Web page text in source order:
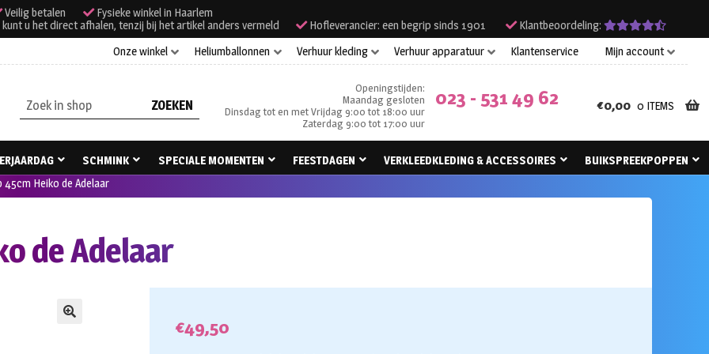
Veilig betalen
Fysieke winkel in Haarlem
u het direct afhalen, tenzij bij het artikel anders vermeld
Hofleverancier: een begrip sinds 1901
Klantbeoordeling:
Onze winkel
Heliumballonnen Verhuur kleding Verhuur apparatuur Klantenservice Mijn account
Zoeken
naar:
Openingstijden:
Maandag gesloten
Dinsdag tot en met Vrijdag 9:00 tot 18:00 uur
Zaterdag 9:00 tot 17:00 uur
023 - 531 49 62 €0,00 0 ITEMS
SCHMINK SPECIALE MOMENTEN FEESTDAGEN VERKLEEDKLEDING & ACCESSOIRES
BUIKSPREEKPOPPEN
45cm Heiko de Adelaar
de Adelaar
€49,50